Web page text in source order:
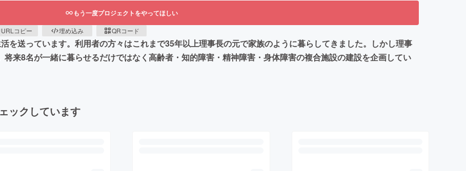
もう一度プロジェクトをやってほしい
URLコピー 埋め込み QRコード
を送っています。利用者の方々はこれまで35年以上理事長の元で家族のように暮らしてきました。しかし理事
来8名が一緒に暮らせるだけではなく高齢者・知的障害・精神障害・身体障害の複合施設の建設を企画してい
ックしています